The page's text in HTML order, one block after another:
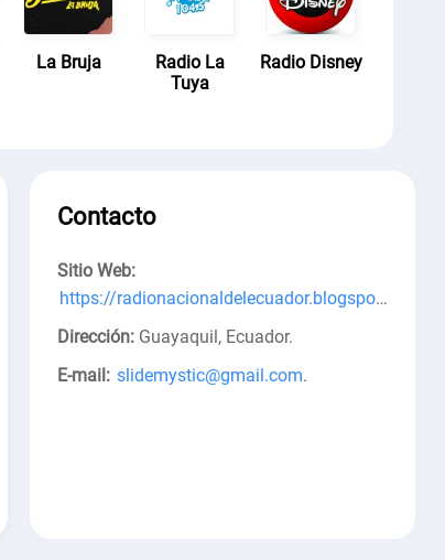
La Bruja
Radio La
Tuya
Radio Disney
Contacto
Sitio Web:
https://radionacionaldelecuador.blogspot.com/
Dirección: Guayaquil, Ecuador.
E-mail: slidemystic@gmail.com.